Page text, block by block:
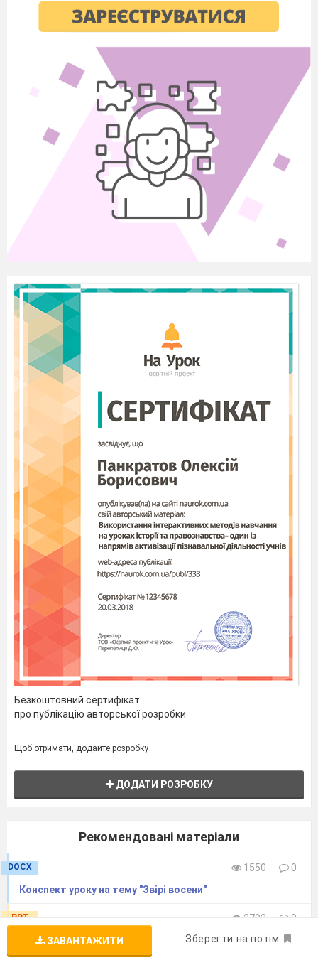
Безкоштовний сертифікат
про публікацію авторської розробки
Щоб отримати, додайте розробку
ДОДАТИ РОЗРОБКУ
Рекомендовані матеріали
DOCX 1550
0
Конспект уроку на тему "Звірі восени"
PPT 2792
0
Презентація до уроку "Звірі восени"
ЗАВАНТАЖИТИ Зберегти на потім